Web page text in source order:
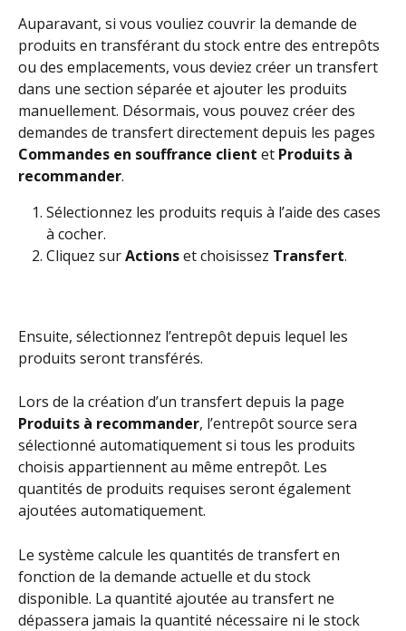
Auparavant, si vous vouliez couvrir la demande de
produits en transférant du stock entre des entrepôts
ou des emplacements, vous deviez créer un transfert
dans une section séparée et ajouter les produits
manuellement. Désormais, vous pouvez créer des
demandes de transfert directement depuis les pages
Commandes en souffrance client et Produits à
recommander.
Sélectionnez les produits requis à l’aide des cases
à cocher.
Cliquez sur Actions et choisissez Transfert.
Ensuite, sélectionnez l’entrepôt depuis lequel les
produits seront transférés.
Lors de la création d’un transfert depuis la page
Produits à recommander, l’entrepôt source sera
sélectionné automatiquement si tous les produits
choisis appartiennent au même entrepôt. Les
quantités de produits requises seront également
ajoutées automatiquement.
Le système calcule les quantités de transfert en
fonction de la demande actuelle et du stock
disponible. La quantité ajoutée au transfert ne
dépassera jamais la quantité nécessaire ni le stock